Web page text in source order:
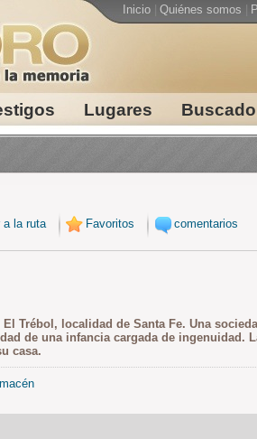
Lugares
Inicio Quiénes somos
a la ruta Favoritos comentarios
Trébol, localidad de Santa Fe. Una
de una infancia cargada de ingenuidad.
casa.